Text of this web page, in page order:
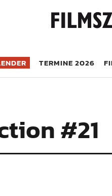
TERMINE 2026
#21